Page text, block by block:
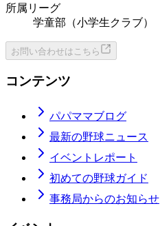
所属リーグ
学童部（小学生クラブ）
お問い合わせはこちら
コンテンツ
パパママブログ
最新の野球ニュース
イベントレポート
初めての野球ガイド
事務局からのお知らせ